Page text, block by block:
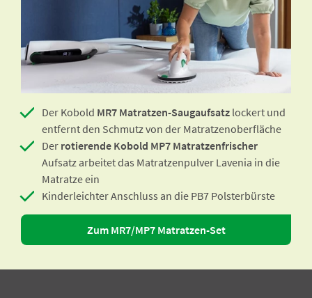
Der Kobold MR7 Matratzen-Saugaufsatz lockert und
entfernt den Schmutz von der Matratzenoberfläche
Der rotierende Kobold MP7 Matratzenfrischer
Aufsatz arbeitet das Matratzenpulver Lavenia in die
Matratze ein
Kinderleichter Anschluss an die PB7 Polsterbürste
Zum MR7/MP7 Matratzen-Set